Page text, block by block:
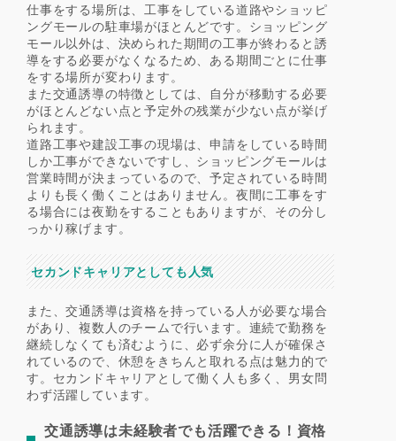
仕事をする場所は、工事をしている道路やショッピ
ングモールの駐車場がほとんどです。ショッピング
モール以外は、決められた期間の工事が終わると誘
導をする必要がなくなるため、ある期間ごとに仕事
をする場所が変わります。
また交通誘導の特徴としては、自分が移動する必要
がほとんどない点と予定外の残業が少ない点が挙げ
られます。
道路工事や建設工事の現場は、申請をしている時間
しか工事ができないですし、ショッピングモールは
営業時間が決まっているので、予定されている時間
よりも長く働くことはありません。夜間に工事をす
る場合には夜勤をすることもありますが、その分し
っかり稼げます。
セカンドキャリアとしても人気
また、交通誘導は資格を持っている人が必要な場合
があり、複数人のチームで行います。連続で勤務を
継続しなくても済むように、必ず余分に人が確保さ
れているので、休憩をきちんと取れる点は魅力的で
す。セカンドキャリアとして働く人も多く、男女問
わず活躍しています。
交通誘導は未経験者でも活躍できる！資格